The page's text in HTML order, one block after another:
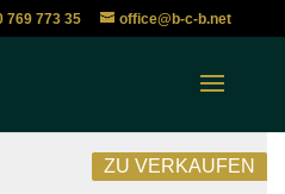
769 773 35 office@b-c-b.net
ZU VERKAUFEN